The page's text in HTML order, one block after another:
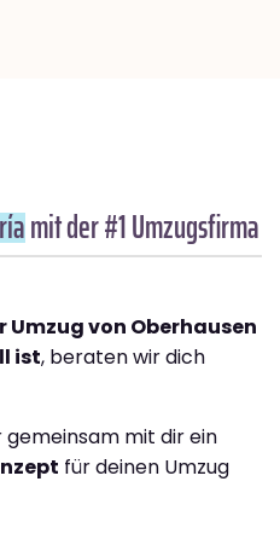
mit der #1 Umzugsfirma
Umzug von Oberhausen
ist, beraten wir dich
gemeinsam mit dir ein
für deinen Umzug